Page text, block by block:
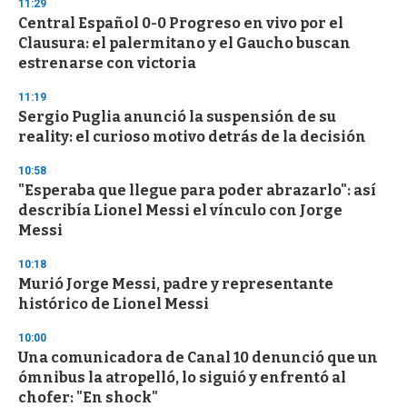
d
s
o
f
3
s
e
c
o
d
s
11:29
Central Español 0-0 Progreso en vivo por el
Clausura: el palermitano y el Gaucho buscan
estrenarse con victoria
11:19
Sergio Puglia anunció la suspensión de su
reality: el curioso motivo detrás de la decisión
10:58
"Esperaba que llegue para poder abrazarlo": así
describía Lionel Messi el vínculo con Jorge
Messi
10:18
Murió Jorge Messi, padre y representante
histórico de Lionel Messi
10:00
Una comunicadora de Canal 10 denunció que un
ómnibus la atropelló, lo siguió y enfrentó al
chofer: "En shock"